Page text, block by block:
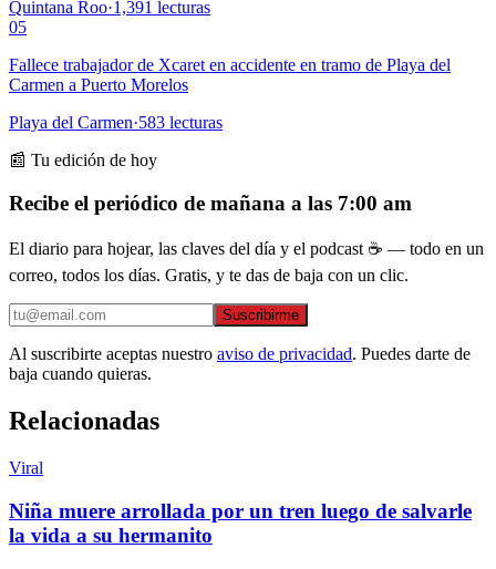
Quintana Roo·1,391 lecturas
05
Fallece trabajador de Xcaret en accidente en tramo de Playa del
Carmen a Puerto Morelos
Playa del Carmen·583 lecturas
📰 Tu edición de hoy
Recibe el periódico de mañana a las 7:00 am
El diario para hojear, las claves del día y el podcast ☕ — todo en un
correo, todos los días. Gratis, y te das de baja con un clic.
Suscribirme
Al suscribirte aceptas nuestro aviso de privacidad. Puedes darte de
baja cuando quieras.
Relacionadas
Viral
Niña muere arrollada por un tren luego de salvarle
la vida a su hermanito